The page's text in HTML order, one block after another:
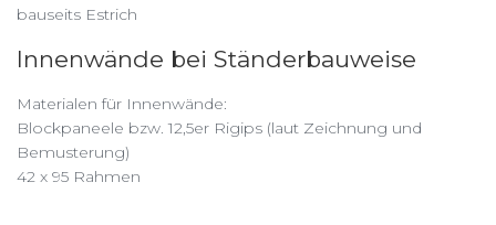
bauseits Estrich
Innenwände bei Ständerbauweise
Materialen für Innenwände:
Blockpaneele bzw. 12,5er Rigips (laut Zeichnung und
Bemusterung)
42 x 95 Rahmen